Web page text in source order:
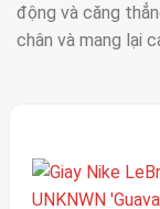
động và căng
chân và mang lại
LeBron 20 hứa
thiết kế, công